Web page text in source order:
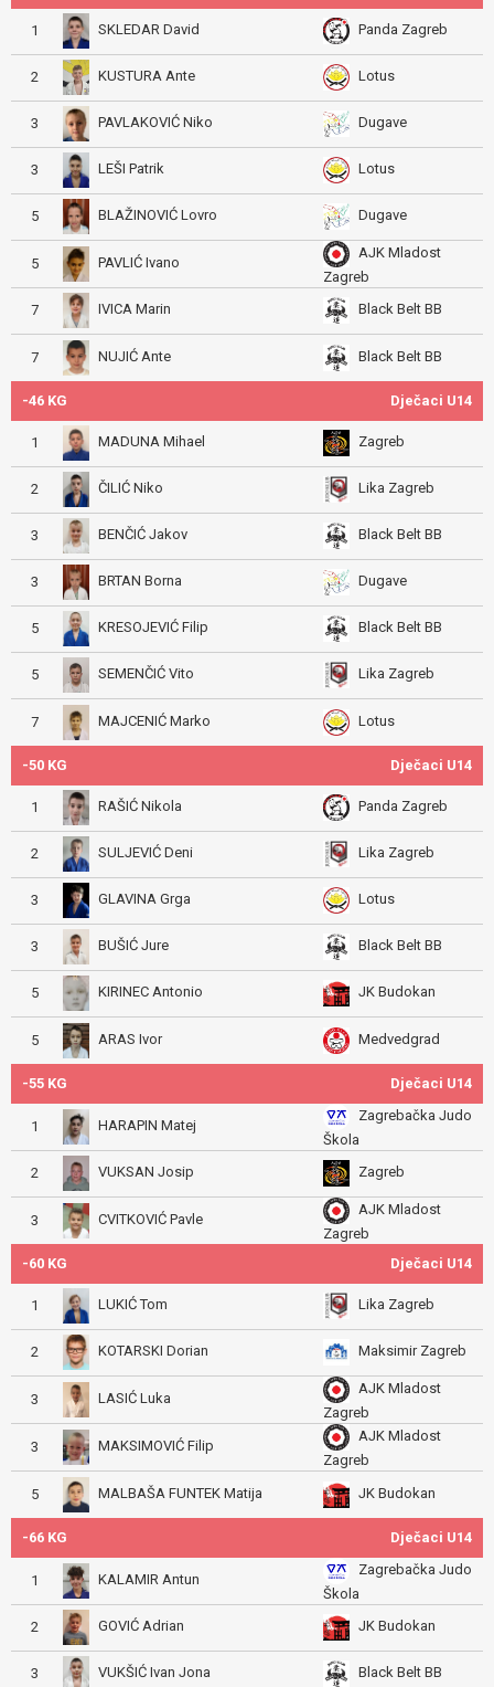
1 SKLEDAR David Panda Zagreb
2 KUSTURA Ante Lotus
3 PAVLAKOVIĆ Niko Dugave
3 LEŠI Patrik Lotus
5 BLAŽINOVIĆ Lovro Dugave
5 PAVLIĆ Ivano
AJK Mladost
Zagreb
7
IVICA Marin Black Belt BB
7 NUJIĆ Ante Black Belt BB
-46 KG Dječaci U14
1 MADUNA Mihael Zagreb
2 ČILIĆ Niko Lika Zagreb
3 BENČIĆ Jakov Black Belt BB
3 BRTAN Borna Dugave
5 KRESOJEVIĆ Filip Black Belt BB
5 SEMENČIĆ Vito Lika Zagreb
7 MAJCENIĆ Marko Lotus
-50 KG Dječaci U14
1 RAŠIĆ Nikola Panda Zagreb
2 SULJEVIĆ Deni Lika Zagreb
3 GLAVINA Grga Lotus
3 BUŠIĆ Jure Black Belt BB
5 KIRINEC Antonio JK Budokan
5 ARAS Ivor Medvedgrad
-55 KG Dječaci U14
1 HARAPIN Matej
Zagrebačka Judo
Škola
2
VUKSAN Josip Zagreb
3 CVITKOVIĆ Pavle
AJK Mladost
Zagreb
-60 KG
Dječaci U14
1 LUKIĆ Tom Lika Zagreb
2 KOTARSKI Dorian Maksimir Zagreb
3 LASIĆ Luka
AJK Mladost
Zagreb
3 MAKSIMOVIĆ Filip
AJK Mladost
Zagreb
5 MALBAŠA FUNTEK Matija JK Budokan
-66 KG Dječaci U14
1 KALAMIR Antun
Zagrebačka Judo
Škola
2
GOVIĆ Adrian JK Budokan
3 VUKŠIĆ Ivan Jona Black Belt BB